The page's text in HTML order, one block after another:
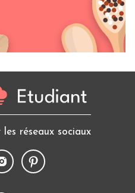
les réseaux sociaux